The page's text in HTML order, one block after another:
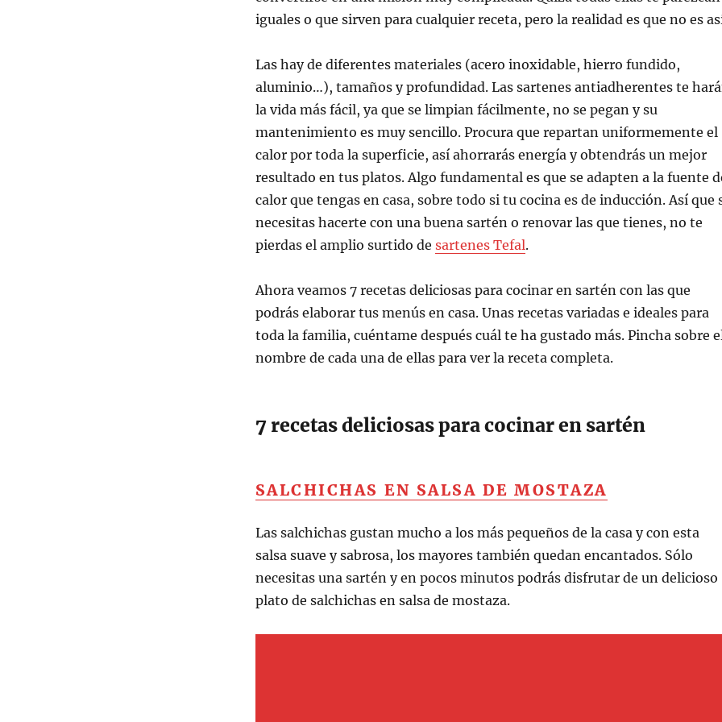
iguales o que sirven para cualquier receta, pero la realidad es que no es
Las hay de diferentes materiales (acero inoxidable, hierro fundido,
aluminio…), tamaños y profundidad. Las sartenes antiadherentes te
la vida más fácil, ya que se limpian fácilmente, no se pegan y su
mantenimiento es muy sencillo. Procura que repartan uniformemente el
calor por toda la superficie, así ahorrarás energía y obtendrás un mejor
resultado en tus platos. Algo fundamental es que se adapten a la fuente
calor que tengas en casa, sobre todo si tu cocina es de inducción. Así que
necesitas hacerte con una buena sartén o renovar las que tienes, no te
pierdas el amplio surtido de sartenes Tefal.
Ahora veamos 7 recetas deliciosas para cocinar en sartén con las que
podrás elaborar tus menús en casa. Unas recetas variadas e ideales para
toda la familia, cuéntame después cuál te ha gustado más. Pincha sobre
nombre de cada una de ellas para ver la receta completa.
7 recetas deliciosas para cocinar en sartén
SALCHICHAS EN SALSA DE MOSTAZA
Las salchichas gustan mucho a los más pequeños de la casa y con esta
salsa suave y sabrosa, los mayores también quedan encantados. Sólo
necesitas una sartén y en pocos minutos podrás disfrutar de un delicioso
plato de salchichas en salsa de mostaza.